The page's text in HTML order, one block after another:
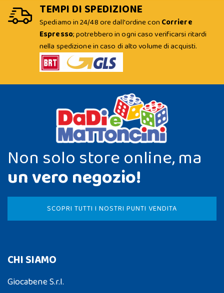
TEMPI DI SPEDIZIONE
Spediamo in 24/48 ore dall'ordine con Corriere
Espresso; potrebbero in ogni caso verificarsi ritardi
nella spedizione in caso di alto volume di acquisti.
Non solo store online, ma
un vero negozio!
SCOPRI TUTTI I NOSTRI PUNTI VENDITA
CHI SIAMO
Giocabene S.r.l.